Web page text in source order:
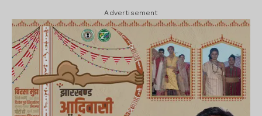
Advertisement